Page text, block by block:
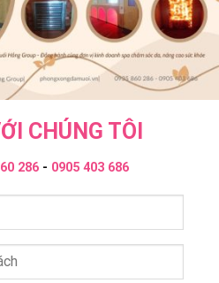
CHÚNG TÔI
286 - 0905 403 686